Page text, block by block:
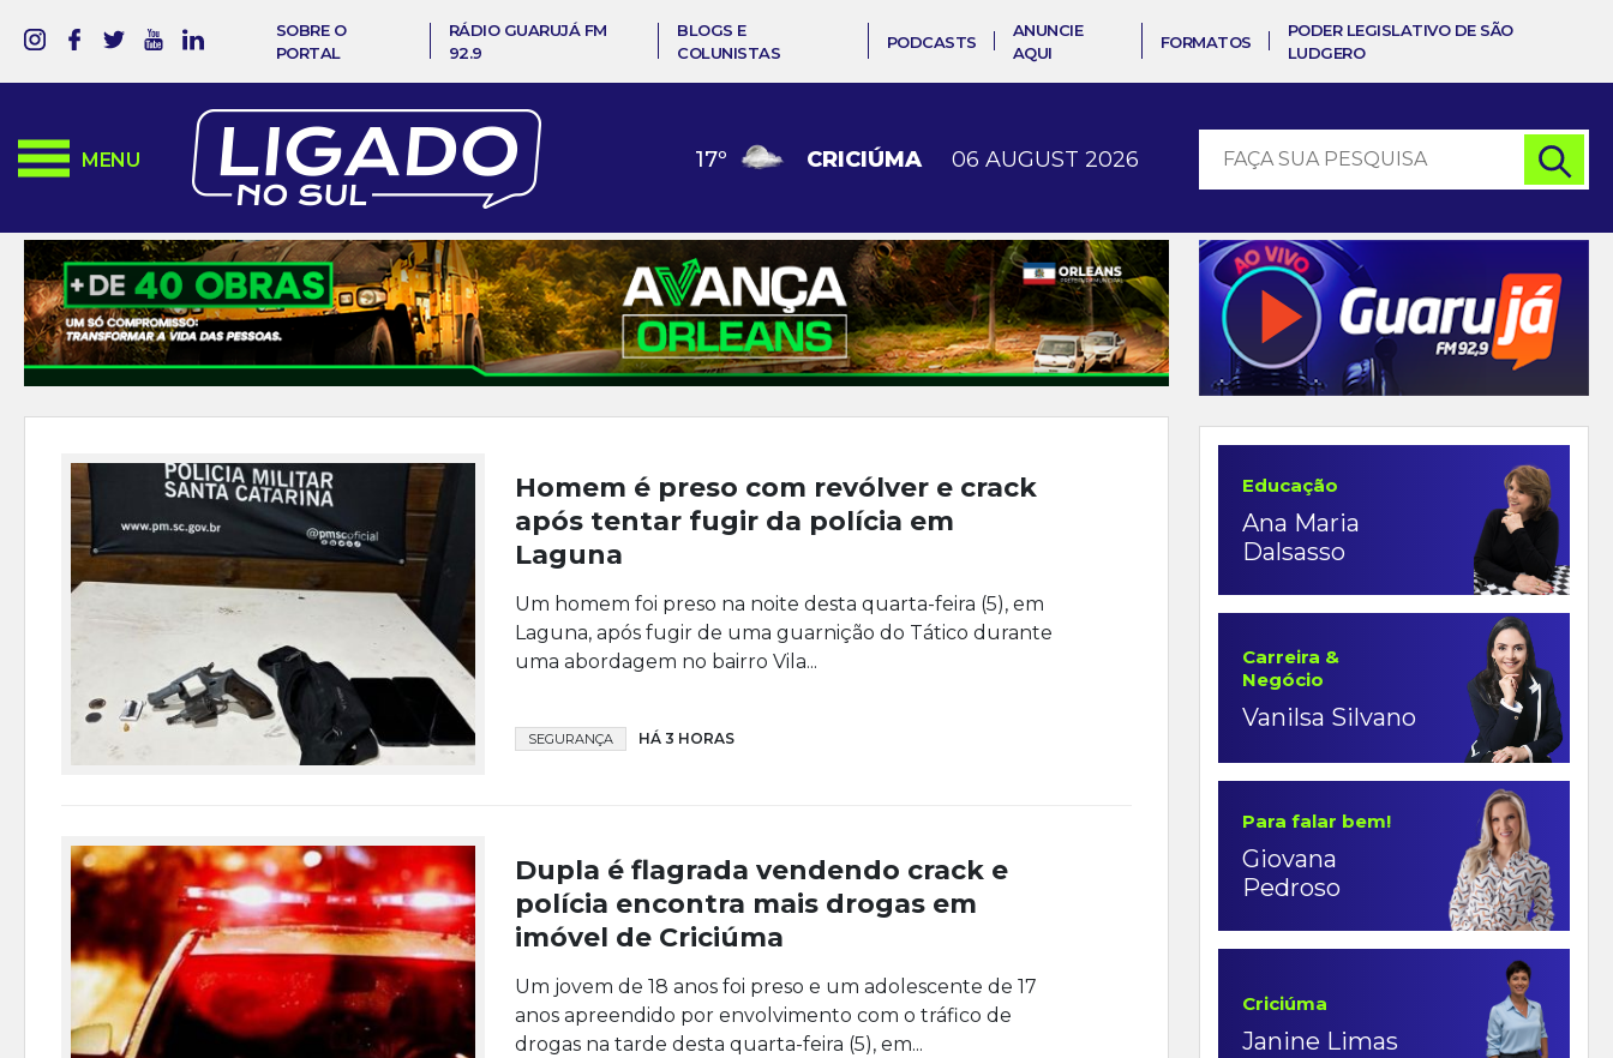
SOBRE O
PORTAL
RÁDIO GUARUJÁ FM
92.9
BLOGS E
COLUNISTAS
PODCASTS
ANUNCIE
AQUI
FORMATOS
PODER LEGISLATIVO DE SÃO
LUDGERO
MENU 17º CRICIÚMA 06 AUGUST 2026
Homem é preso com revólver e crack
após tentar fugir da polícia em
Laguna
Um homem foi preso na noite desta quarta-feira (5), em
Laguna, após fugir de uma guarnição do Tático durante
uma abordagem no bairro Vila...
SEGURANÇA HÁ 3 HORAS
Dupla é flagrada vendendo crack e
polícia encontra mais drogas em
imóvel de Criciúma
Um jovem de 18 anos foi preso e um adolescente de 17
anos apreendido por envolvimento com o tráfico de
drogas na tarde desta quarta-feira (5), em...
Educação
Ana Maria
Dalsasso
Carreira &
Negócio
Vanilsa Silvano
Para falar bem!
Giovana
Pedroso
Criciúma
Janine Limas